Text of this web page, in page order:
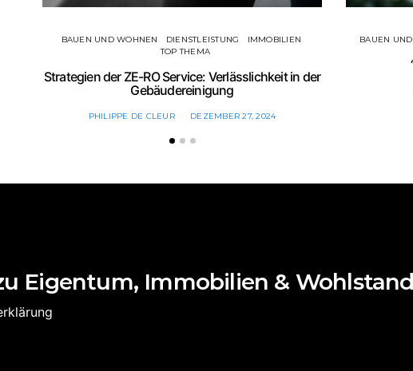
BAUEN UND WOHNEN DIENSTLEISTUNG
IMMOBILIEN
TOP THEMA
Strategien der ZE-RO Service: Verlässlichkeit in der
Gebäudereinigung
PHILIPPE DE CLEUR DEZEMBER 27, 2024
BAUEN
Eigentum, Immobilien & Wohlstand